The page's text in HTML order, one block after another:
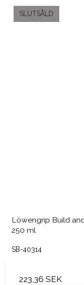
SLUTSÅLD
Löwengrip Build
250 ml
SB-40314
223,36 SEK